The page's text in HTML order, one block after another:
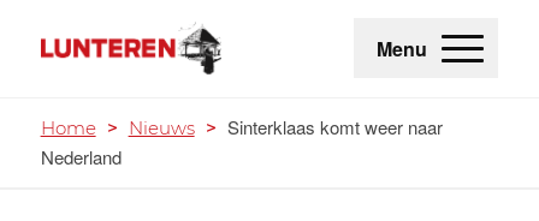
Menu
Home > Nieuws > Sinterklaas komt weer naar
Nederland